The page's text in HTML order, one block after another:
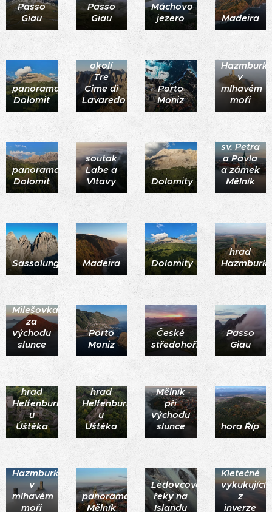
Passo
Giau
Passo
Giau
Máchovo
jezero
Madeira
panorama
Dolomit
okolí
Tre
Cime di
Lavaredo
Porto
Moniz
Hazmburk
v
mlhavém
moři
panorama
Dolomit
soutak
Labe a
Vltavy
Dolomity
Chrám
sv. Petra
a Pavla
a zámek
Mělník
Sassolungo Madeira Dolomity
hrad
Hazmburk
Milešovka
za
východu
slunce
Porto
Moniz
České
středohoří
Passo
Giau
hrad
Helfenburk
u
Úštěka
hrad
Helfenburk
u
Úštěka
Mělník
při
východu
slunce
hora Říp
Hazmburk
v
mlhavém
moři
panorama
Mělník
Ledovcové
řeky na
Islandu
Kletečné
vykukující
z
inverze